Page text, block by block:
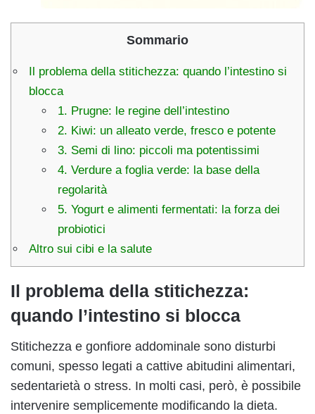
Sommario
Il problema della stitichezza: quando l’intestino si
blocca
1. Prugne: le regine dell’intestino
2. Kiwi: un alleato verde, fresco e potente
3. Semi di lino: piccoli ma potentissimi
4. Verdure a foglia verde: la base della
regolarità
5. Yogurt e alimenti fermentati: la forza dei
probiotici
Altro sui cibi e la salute
Il problema della stitichezza:
quando l’intestino si blocca
Stitichezza e gonfiore addominale sono disturbi
comuni, spesso legati a cattive abitudini alimentari,
sedentarietà o stress. In molti casi, però, è possibile
intervenire semplicemente modificando la dieta.